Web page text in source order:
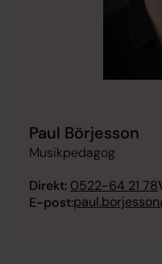
Paul Börjesson
Musikpedagog
Direkt: 0522-64 21 78
E-post: